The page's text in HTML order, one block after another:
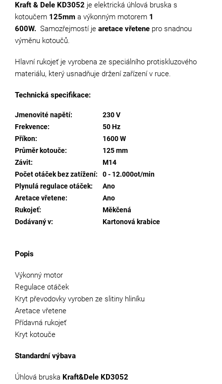
Kraft & Dele KD3052 je elektrická úhlová bruska s
kotoučem 125mm a výkonným motorem 1
600W. Samozřejmostí je aretace vřetene pro snadnou
výměnu kotoučů.
Hlavní rukojeť je vyrobena ze speciálního protiskluzového
materiálu, který usnadňuje držení zařízení v ruce.
Technická specifikace:
Jmenovité napětí:
230 V
Frekvence:
50 Hz
Příkon:
1600 W
Průměr kotouče:
125 mm
Závit:
M14
Počet otáček bez zatížení:
0 - 12.000ot/min
Plynulá regulace otáček:
Ano
Aretace vřetene:
Ano
Rukojeť:
Měkčená
Dodávaný v: Kartonová krabice
Popis
Výkonný motor
Regulace otáček
Kryt převodovky vyroben ze slitiny hliníku
Aretace vřetene
Přídavná rukojeť
Kryt kotouče
Standardní výbava
Úhlová bruska Kraft&Dele KD3052